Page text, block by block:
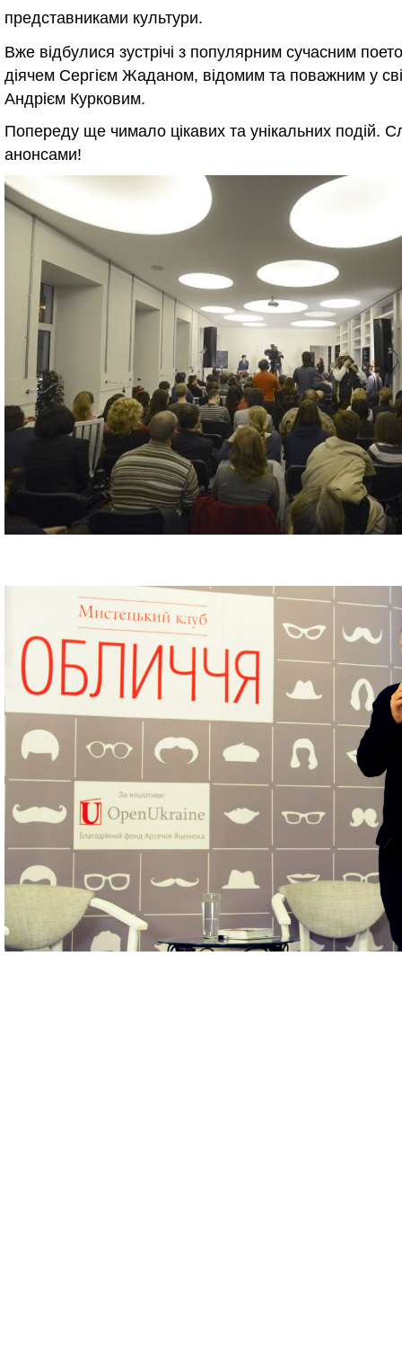
представниками культури.
Вже відбулися зустрічі з популярним сучасним
діячем Сергієм Жаданом, відомим та поважним у
Андрієм Курковим.
Попереду ще чимало цікавих та унікальних подій.
анонсами!